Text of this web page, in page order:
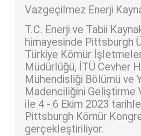
Vazgeçilmez Enerji
T.C. Enerji ve Tabii
himayesinde Pittsburgh
Türkiye Kömür
Müdürlüğü, İTÜ Cevher
Mühendisliği Bölümü ve
Madenciliğini Geliştirme
ile 4 - 6 Ekim 2023
Pittsburgh Kömür
gerçekleştiriliyor.